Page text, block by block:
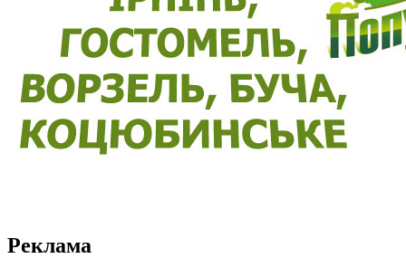
Реклама